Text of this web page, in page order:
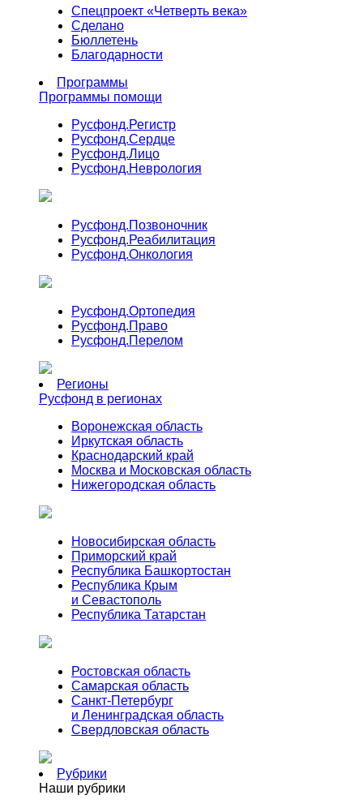
Спецпроект «Четверть века»
Сделано
Бюллетень
Благодарности
Программы
Программы помощи
Русфонд.Регистр
Русфонд.Сердце
Русфонд.Лицо
Русфонд.Неврология
Русфонд.Позвоночник
Русфонд.Реабилитация
Русфонд.Онкология
Русфонд.Ортопедия
Русфонд.Право
Русфонд.Перелом
Регионы
Русфонд в регионах
Воронежская область
Иркутская область
Краснодарский край
Москва и Московская область
Нижегородская область
Новосибирская область
Приморский край
Республика Башкортостан
Республика Крым
и Севастополь
Республика Татарстан
Ростовская область
Самарская область
Санкт-Петербург
и Ленинградская область
Свердловская область
Рубрики
Наши рубрики